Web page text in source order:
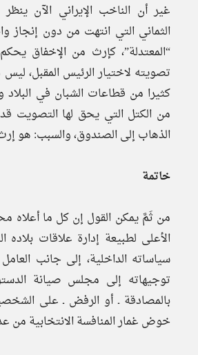
غير أن الناخب الإيراني الآن
الثماني التي انتهت من دون إنجاز
“المعتدلة”، كإرث من الإخفاق
تصويته لاختيار الرئيس المقبل،
من الكتل التي يحق لها التصويت
الذهاب إلى الصندوق، والسبب: هو
خاتمة
من ثَمَّ يمكن القول إن كل ما أعلاه
الأعلى لطبيعة إدارة علاقات بلاده
سياساته الداخلية، إلى جانب
توجيهاته إلى مجلس صيانة
بالمصادقة ـ أو الرفض ـ على
خوض غمار المنافسة الانتخابية من